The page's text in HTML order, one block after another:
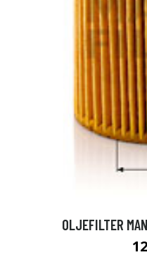
OLJEFILTER